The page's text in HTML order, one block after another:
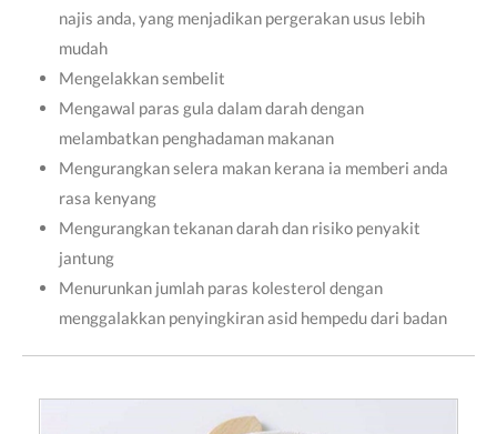
najis anda, yang menjadikan pergerakan usus lebih
mudah
Mengelakkan sembelit
Mengawal paras gula dalam darah dengan
melambatkan penghadaman makanan
Mengurangkan selera makan kerana ia memberi anda
rasa kenyang
Mengurangkan tekanan darah dan risiko penyakit
jantung
Menurunkan jumlah paras kolesterol dengan
menggalakkan penyingkiran asid hempedu dari badan